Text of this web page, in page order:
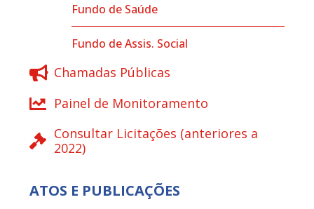
Fundo de Saúde
Fundo de Assis. Social
Chamadas Públicas
Painel de Monitoramento
Consultar Licitações (anteriores a
2022)
ATOS E PUBLICAÇÕES